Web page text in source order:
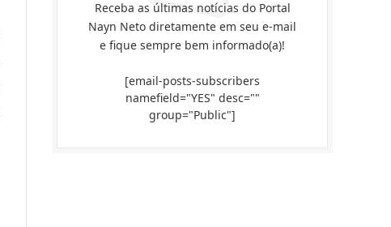
Receba as últimas notícias do Portal
Nayn Neto diretamente em seu e-mail
e fique sempre bem informado(a)!
[email-posts-subscribers
namefield="YES" desc=""
group="Public"]